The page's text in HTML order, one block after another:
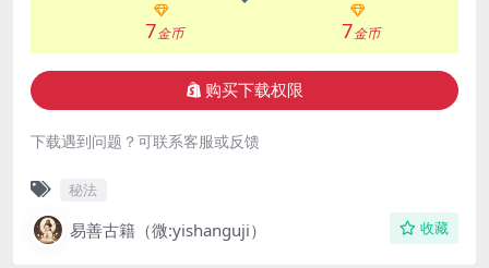
7金币 7金币
购买下载权限
下载遇到问题？可联系客服或反馈
秘法
易善古籍（微:yishanguji） 收藏